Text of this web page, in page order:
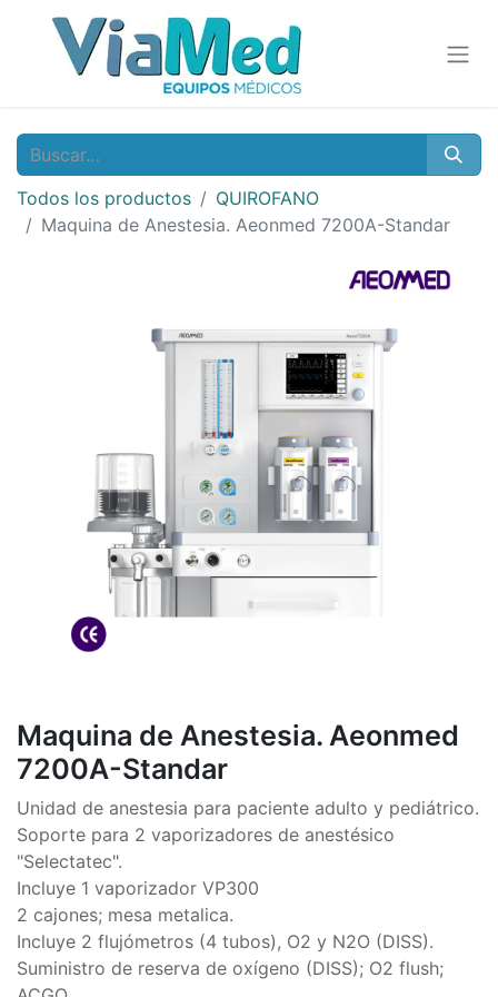
Todos los productos
QUIROFANO
Maquina de Anestesia. Aeonmed 7200A-Standar
Maquina de Anestesia. Aeonmed
7200A-Standar
Unidad de anestesia para paciente adulto y pediátrico.
Soporte para 2 vaporizadores de anestésico
"Selectatec".
Incluye 1 vaporizador VP300
2 cajones; mesa metalica.
Incluye 2 flujómetros (4 tubos), O2 y N2O (DISS).
Suministro de reserva de oxígeno (DISS); O2 flush;